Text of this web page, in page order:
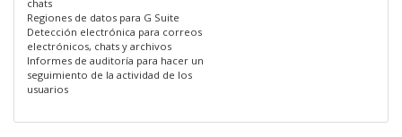
chats
Regiones de datos para G Suite
Detección electrónica para correos
electrónicos, chats y archivos
Informes de auditoría para hacer un
seguimiento de la actividad de los
usuarios